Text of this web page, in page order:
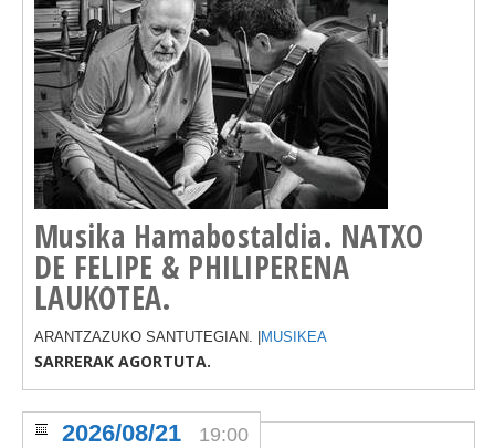
Musika Hamabostaldia. NATXO
DE FELIPE & PHILIPERENA
LAUKOTEA.
ARANTZAZUKO SANTUTEGIAN. | MUSIKEA
SARRERAK AGORTUTA.
2026/08/21 19:00